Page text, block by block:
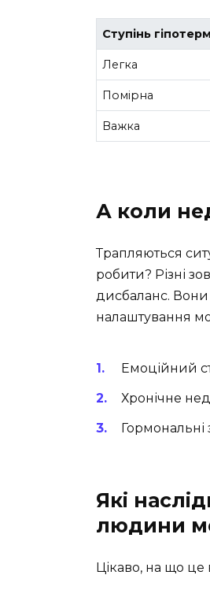
Ступінь
Легка
Помірна
Важка
А коли
Трапляються
робити? Різні
дисбаланс. Вони
налаштування
Емоційний
Хронічне
Гормональні
Які
людини
Цікаво, на що це